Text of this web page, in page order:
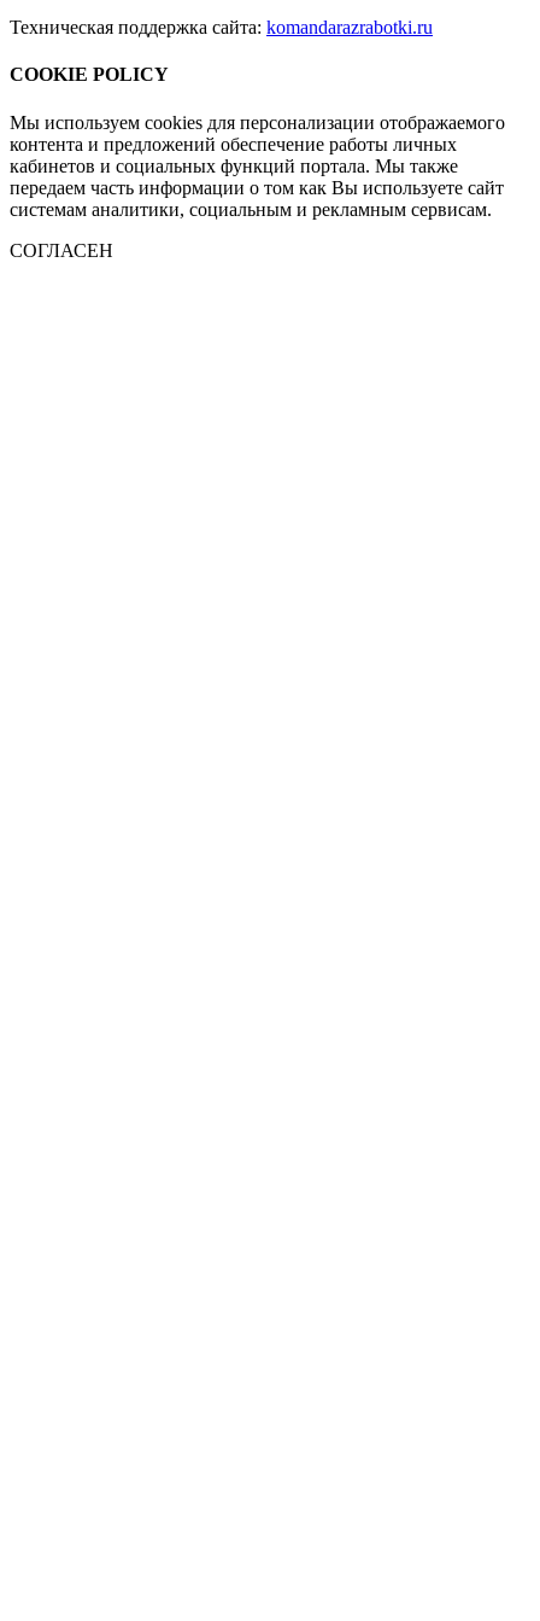
Техническая поддержка сайта: komandarazrabotki.ru
COOKIE POLICY
Мы используем cookies для персонализации отображаемого
контента и предложений обеспечение работы личных
кабинетов и социальных функций портала. Мы также
передаем часть информации о том как Вы используете сайт
системам аналитики, социальным и рекламным сервисам.
СОГЛАСЕН